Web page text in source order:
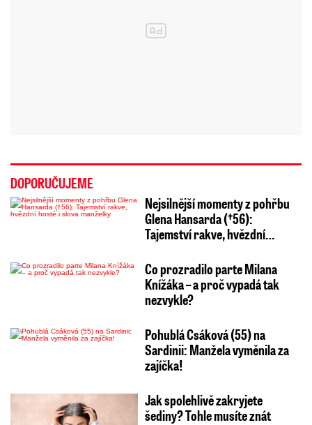
DOPORUČUJEME
Nejsilnější momenty z pohřbu
Glena Hansarda (†56):
Tajemství rakve, hvězdní…
Co prozradilo parte Milana
Knížáka – a proč vypadá tak
nezvykle?
Pohublá Csáková (55) na
Sardinii: Manžela vyměnila za
zajíčka!
Jak spolehlivě zakryjete
šediny? Tohle musíte znát